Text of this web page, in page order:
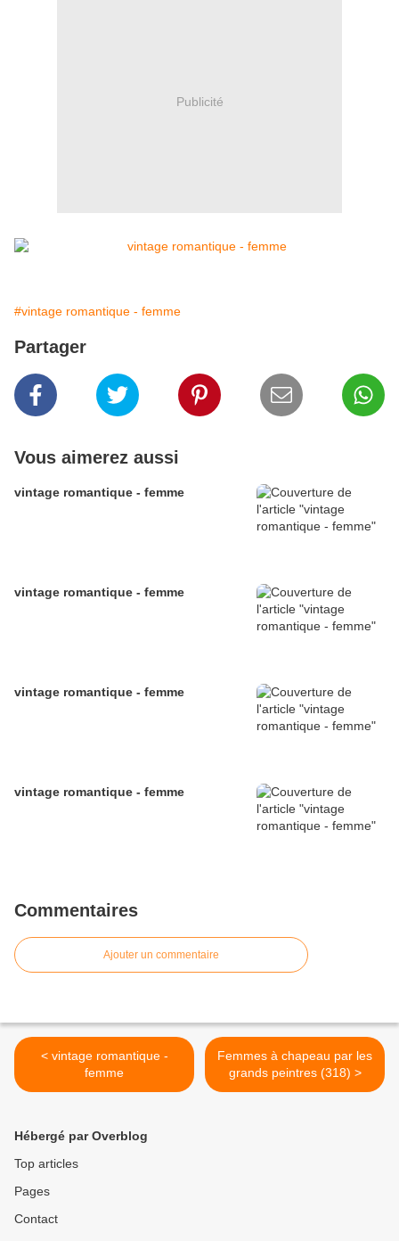
Publicité
#vintage romantique - femme
Partager
Vous aimerez aussi
vintage romantique - femme
vintage romantique - femme
vintage romantique - femme
vintage romantique - femme
Commentaires
Ajouter un commentaire
< vintage romantique -
femme
Femmes à chapeau par les
grands peintres (318) >
Hébergé par Overblog
Top articles
Pages
Contact